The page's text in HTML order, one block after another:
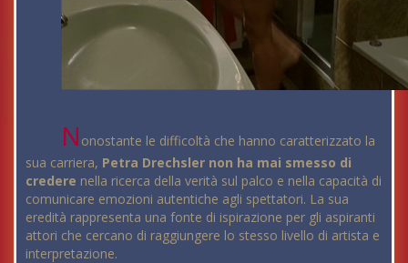
N onostante le difficoltà che hanno caratterizzato la
sua carriera, Petra Drechsler non ha mai smesso di
credere nella ricerca della verità sul palco e nella capacità di
comunicare emozioni autentiche agli spettatori. La sua
eredità rappresenta una fonte di ispirazione per gli aspiranti
attori che cercano di raggiungere lo stesso livello di artista e
interpretazione.